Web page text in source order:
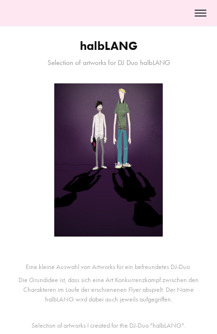
halbLANG
Selection of artworks for DJ Duo halbLANG
Eine kleine Auswahl von Artworks für ein befreundetes DJ-Duo.
Die Grundidee ist, dass sich eine Art Konkurrenzkampf zwischen den
Charakteren im Laufe der erschienenen Flyer abspielt. Der Name
halbLANG wird dabei auch jeweils aufgegriffen.
Selection of artworks I created for the DJ-Duo "halbLANG".